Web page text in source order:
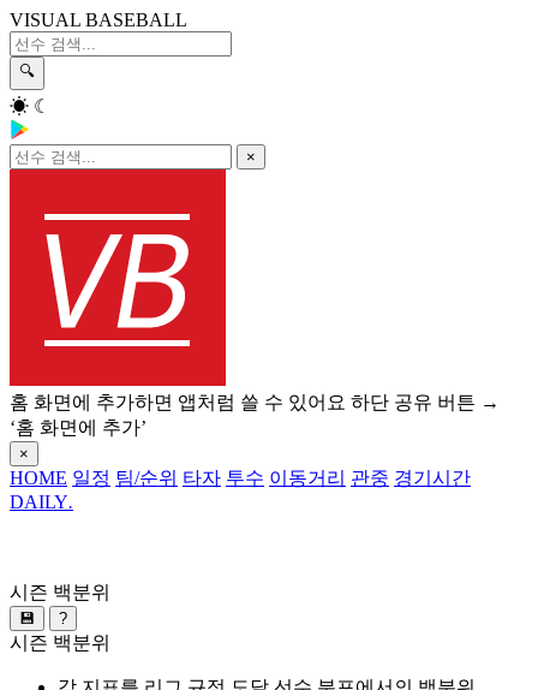
VISUAL BASEBALL
🔍
☀ ☾
×
홈 화면에 추가하면 앱처럼 쓸 수 있어요 하단 공유 버튼 →
‘홈 화면에 추가’
×
HOME 일정 팀/순위 타자 투수 이동거리 관중 경기시간
DAILY.
시즌 백분위
💾 ?
시즌 백분위